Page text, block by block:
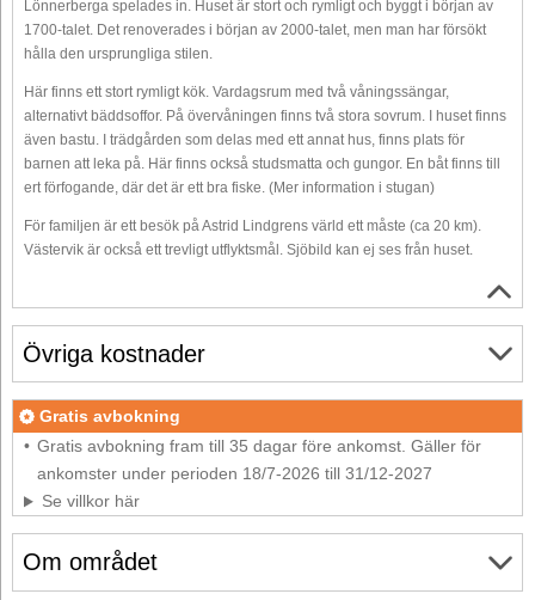
Lönnerberga spelades in. Huset är stort och rymligt och byggt i början av
1700-talet. Det renoverades i början av 2000-talet, men man har försökt
hålla den ursprungliga stilen.
Här finns ett stort rymligt kök. Vardagsrum med två våningssängar,
alternativt bäddsoffor. På övervåningen finns två stora sovrum. I huset finns
även bastu. I trädgården som delas med ett annat hus, finns plats för
barnen att leka på. Här finns också studsmatta och gungor. En båt finns till
ert förfogande, där det är ett bra fiske. (Mer information i stugan)
För familjen är ett besök på Astrid Lindgrens värld ett måste (ca 20 km).
Västervik är också ett trevligt utflyktsmål. Sjöbild kan ej ses från huset.
Om området
Övriga kostnader
Gratis avbokning
Gratis avbokning fram till 35 dagar före ankomst. Gäller för
ankomster under perioden 18/7-2026 till 31/12-2027
Se villkor här